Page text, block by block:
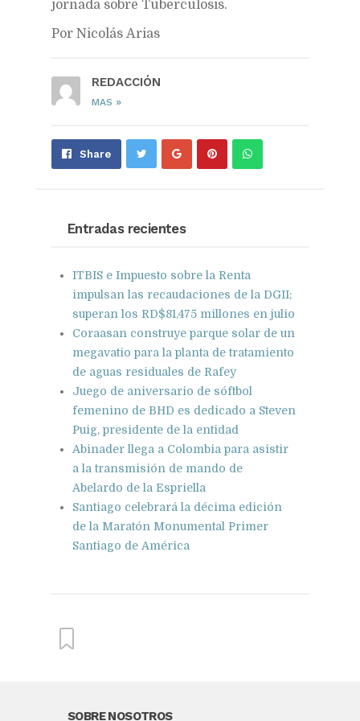
jornada sobre Tuberculosis.
Por Nicolás Arias
REDACCIÓN
MAS »
Share Share Pin Send
Entradas recientes
ITBIS e Impuesto sobre la Renta
impulsan las recaudaciones de la DGII;
superan los RD$81,475 millones en julio
Coraasan construye parque solar de un
megavatio para la planta de tratamiento
de aguas residuales de Rafey
Juego de aniversario de sóftbol
femenino de BHD es dedicado a Steven
Puig, presidente de la entidad
Abinader llega a Colombia para asistir
a la transmisión de mando de
Abelardo de la Espriella
Santiago celebrará la décima edición
de la Maratón Monumental Primer
Santiago de América
From this category »
SOBRE NOSOTROS